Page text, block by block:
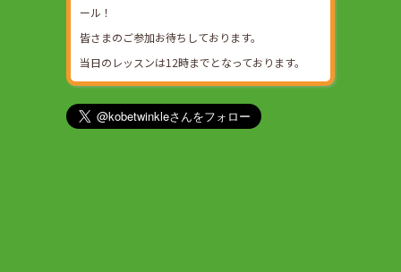
ール！
皆さまのご参加お待ちしております。
当日のレッスンは12時までとなっております。